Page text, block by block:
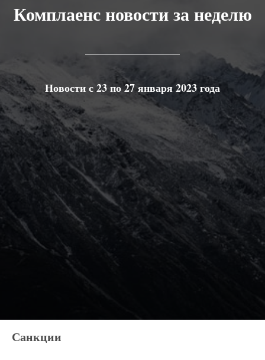
Комплаенс новости за неделю
Новости с 23 по 27 января 2023 года
Санкции